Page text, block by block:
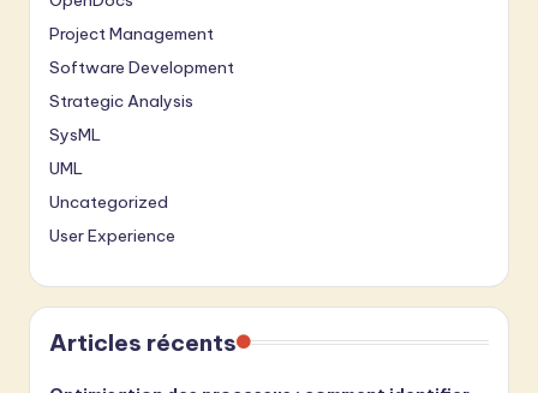
Project Management
Software Development
Strategic Analysis
SysML
UML
Uncategorized
User Experience
Articles récents